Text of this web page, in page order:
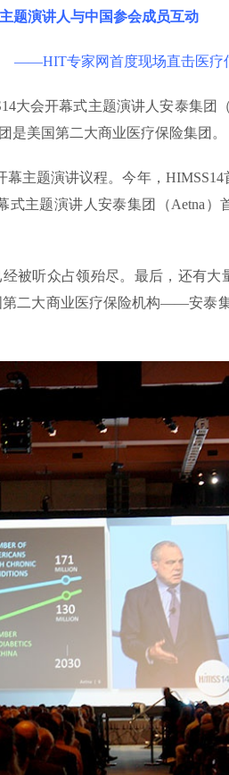
题演讲人与中国参会成员互动
——HIT专家网首度现场直击医疗
大会开幕式主题演讲人安泰集团
是美国第二大商业医疗保险集团。
幕主题演讲议程。今年，
式主题演讲人安泰集团（Aetna）
被听众占领殆尽。最后，还有大
二大商业医疗保险机构——安泰